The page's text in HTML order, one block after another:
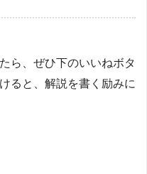
ら、ぜひ下のいいねボタ
ると、解説を書く励みに